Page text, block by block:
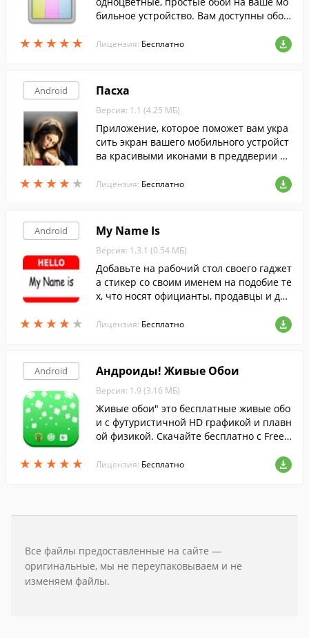
★ ★ ★ ★ ★
★ ★ ★ ★ ★
бильное устройство. Вам доступны обои
и сочные розовые или кислотно-зелены
Лицензия: Бесплатно
Android
★ ★ ★ ★ ★
★ ★ ★ ★ ★
Пасха
Версия: 1.1 (4.25 МБ)
Приложение, которое поможет вам укра
сить экран вашего мобильного устройст
ва красивыми иконами в преддверии па
Лицензия: Бесплатно
Android
★ ★ ★ ★ ★
★ ★ ★ ★ ★
My Name Is
Версия: 1.3.1 (0.54 МБ)
Добавьте на рабочий стол своего гаджет
а стикер со своим именем на подобие те
х, что носят официанты, продавцы и дру
рограмма позволяет задавать собственн
ый текст в полях и самостоятельно выби
Лицензия: Бесплатно
Android
★ ★ ★ ★ ★
★ ★ ★ ★ ★
Андроиды! Живые Обои
Версия: 1.9 (3.16 МБ)
Живые обои" это бесплатные живые обо
и с футуристичной HD графикой и плавн
ой физикой. Скачайте бесплатно с FreeS
Лицензия: Бесплатно
Все файлы предоставленные на сайте —
оригинальные, мы не переупаковываем и не
изменяем файлы.